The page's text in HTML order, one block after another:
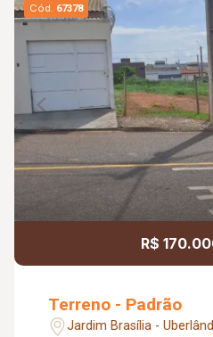
Cód. 67378
R$
Terreno - Padrão
Jardim Brasília -